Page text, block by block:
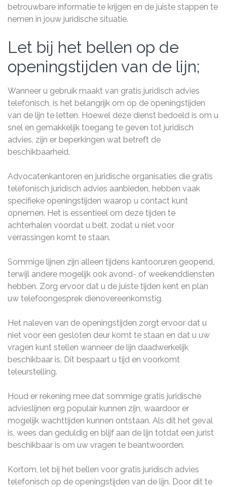
betrouwbare informatie te krijgen en de juiste stappen te
nemen in jouw juridische situatie.
Let bij het bellen op de
openingstijden van de lijn;
Wanneer u gebruik maakt van gratis juridisch advies
telefonisch, is het belangrijk om op de openingstijden
van de lijn te letten. Hoewel deze dienst bedoeld is om u
snel en gemakkelijk toegang te geven tot juridisch
advies, zijn er beperkingen wat betreft de
beschikbaarheid.
Advocatenkantoren en juridische organisaties die gratis
telefonisch juridisch advies aanbieden, hebben vaak
specifieke openingstijden waarop u contact kunt
opnemen. Het is essentieel om deze tijden te
achterhalen voordat u belt, zodat u niet voor
verrassingen komt te staan.
Sommige lijnen zijn alleen tijdens kantooruren geopend,
terwijl andere mogelijk ook avond- of weekenddiensten
hebben. Zorg ervoor dat u de juiste tijden kent en plan
uw telefoongesprek dienovereenkomstig.
Het naleven van de openingstijden zorgt ervoor dat u
niet voor een gesloten deur komt te staan en dat u uw
vragen kunt stellen wanneer de lijn daadwerkelijk
beschikbaar is. Dit bespaart u tijd en voorkomt
teleurstelling.
Houd er rekening mee dat sommige gratis juridische
advieslijnen erg populair kunnen zijn, waardoor er
mogelijk wachttijden kunnen ontstaan. Als dit het geval
is, wees dan geduldig en blijf aan de lijn totdat een jurist
beschikbaar is om uw vragen te beantwoorden.
Kortom, let bij het bellen voor gratis juridisch advies
telefonisch op de openingstijden van de lijn. Door dit te